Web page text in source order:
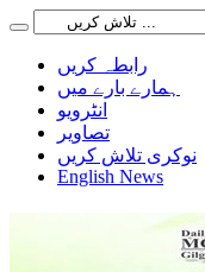
رابطہ کریں
ہمارے بارے میں
انٹرویو
تصاویر
نوکری تلاش کریں
English News